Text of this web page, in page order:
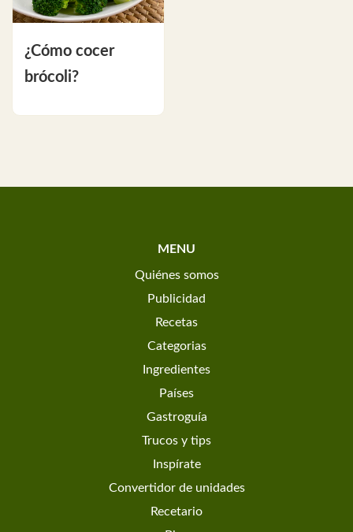
¿Cómo cocer
brócoli?
MENU
Quiénes somos
Publicidad
Recetas
Categorias
Ingredientes
Países
Gastroguía
Trucos y tips
Inspírate
Convertidor de unidades
Recetario